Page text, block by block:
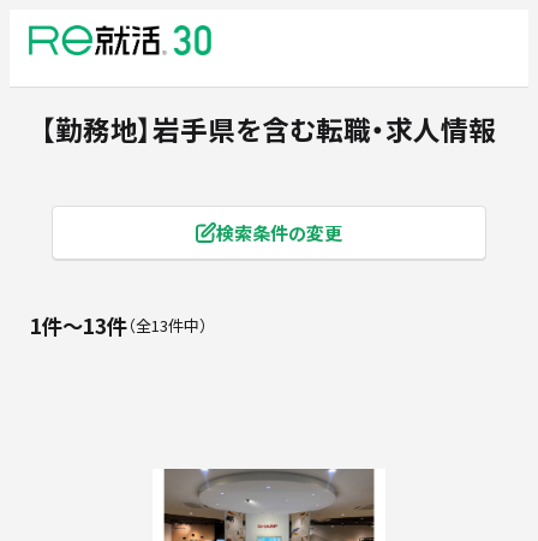
【勤務地】岩手県を含む転職・求人情報
検索条件の変更
1件〜13件 全13件中